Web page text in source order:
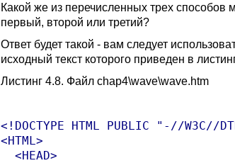
Какой же из перечисленных трех
первый, второй или третий?
Ответ будет такой - вам следует
исходный текст которого приведен в
Листинг 4.8. Файл chap4\wave\wave.htm
<!DOCTYPE HTML PUBLIC "-//W3C//
<HTML>
  <HEAD>